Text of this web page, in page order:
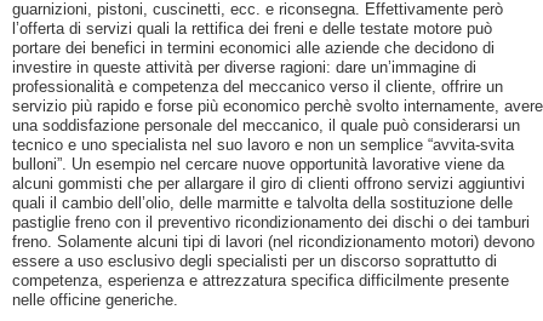
guarnizioni, pistoni, cuscinetti, ecc. e riconsegna. Effettivamente però
l’offerta di servizi quali la rettifica dei freni e delle testate motore può
portare dei benefici in termini economici alle aziende che decidono di
investire in queste attività per diverse ragioni: dare un’immagine di
professionalità e competenza del meccanico verso il cliente, offrire un
servizio più rapido e forse più economico perchè svolto internamente, avere
una soddisfazione personale del meccanico, il quale può considerarsi un
tecnico e uno specialista nel suo lavoro e non un semplice “avvita-svita
bulloni”. Un esempio nel cercare nuove opportunità lavorative viene da
alcuni gommisti che per allargare il giro di clienti offrono servizi aggiuntivi
quali il cambio dell’olio, delle marmitte e talvolta della sostituzione delle
pastiglie freno con il preventivo ricondizionamento dei dischi o dei tamburi
freno. Solamente alcuni tipi di lavori (nel ricondizionamento motori) devono
essere a uso esclusivo degli specialisti per un discorso soprattutto di
competenza, esperienza e attrezzatura specifica difficilmente presente
nelle officine generiche.